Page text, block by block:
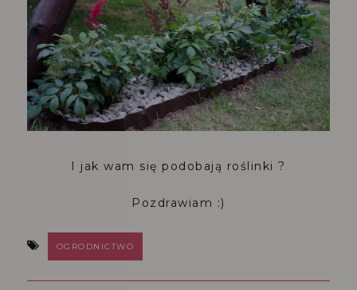
I jak wam się podobają roślinki ?
Pozdrawiam :)
OGRODNICTWO